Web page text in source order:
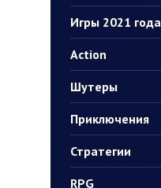
Игры 2021 года
Action
Шутеры
Приключения
Стратегии
RPG